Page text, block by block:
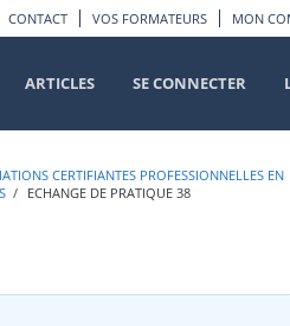
CONTACT VOS FORMATEURS MON
ARTICLES SE CONNECTER
CERTIFIANTES PROFESSIONNELLES EN
ECHANGE DE PRATIQUE 38